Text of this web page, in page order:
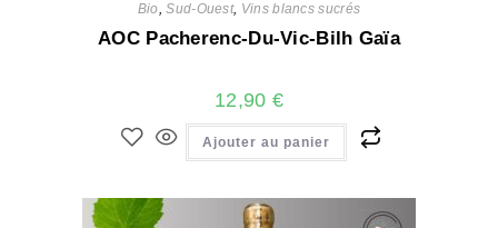
Bio,Sud-Ouest, Vins blancs sucrés
AOC Pacherenc-Du-Vic-Bilh Gaïa
12,90 €
Ajouter au panier